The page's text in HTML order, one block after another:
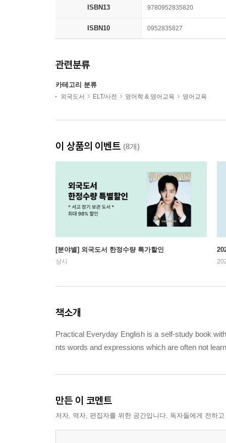
ISBN13 9780952835820
ISBN10 0952835827
관련분류
카테고리 분류
외국도서 ELT/사전 영어학 & 영어교육 영어교육
이 상품의 이벤트 (8개)
[분야별] 외국도서 한정수량 특가할인
상시
책소개
Practical Everyday English is a self-study book
nts words and expressions which are often not
만든 이 코멘트
저자, 역자, 편집자를 위한 공간입니다. 독자들에게 전하